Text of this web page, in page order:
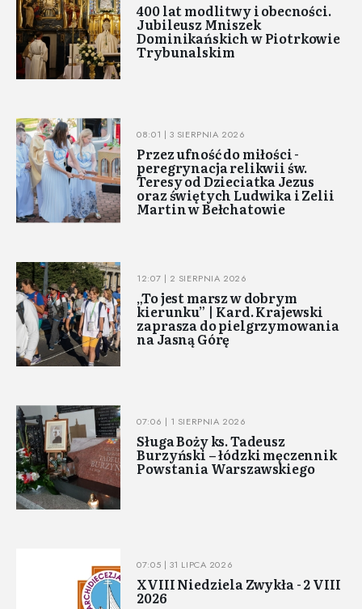
400 lat modlitwy i obecności.
Jubileusz Mniszek
Dominikańskich w Piotrkowie
Trybunalskim
08:01 | 3 SIERPNIA 2026
Przez ufność do miłości -
peregrynacja relikwii św.
Teresy od Dzieciatka Jezus
oraz świętych Ludwika i Zelii
Martin w Bełchatowie
12:07 | 2 SIERPNIA 2026
„To jest marsz w dobrym
kierunku” | Kard. Krajewski
zaprasza do pielgrzymowania
na Jasną Górę
07:06 | 1 SIERPNIA 2026
Sługa Boży ks. Tadeusz
Burzyński – łódzki męczennik
Powstania Warszawskiego
07:05 | 31 LIPCA 2026
XVIII Niedziela Zwykła - 2 VIII
2026